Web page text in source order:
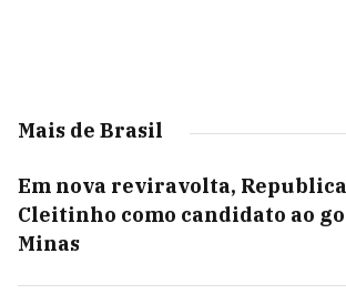
Mais de Brasil
Em nova reviravolta,
Cleitinho como candidato ao
Minas